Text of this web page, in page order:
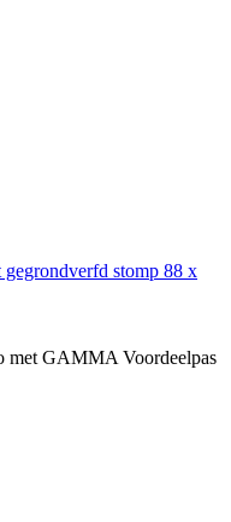
stomp 88 x
met GAMMA Voordeelpas